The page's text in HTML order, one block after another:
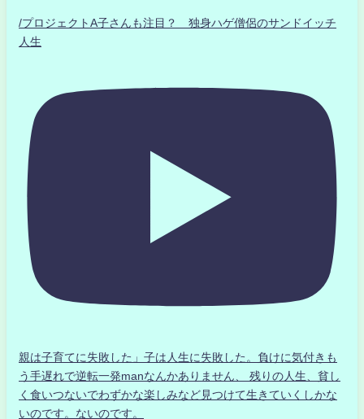
/プロジェクトA子さんも注目？ 独身ハゲ僧侶のサンドイッチ
人生
親は子育てに失敗した」子は人生に失敗した。負けに気付きも
う手遅れで逆転一発manなんかありません、 残りの人生、貧し
く食いつないでわずかな楽しみなど見つけて生きていくしかな
いのです。ないのです。